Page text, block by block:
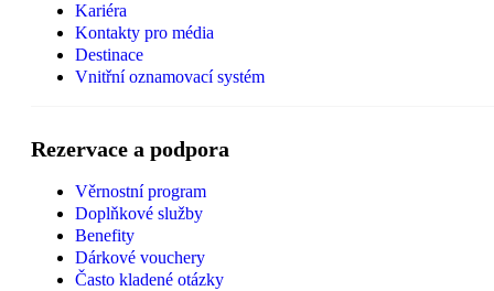
Kariéra
Kontakty pro média
Destinace
Vnitřní oznamovací systém
Rezervace a podpora
Věrnostní program
Doplňkové služby
Benefity
Dárkové vouchery
Často kladené otázky